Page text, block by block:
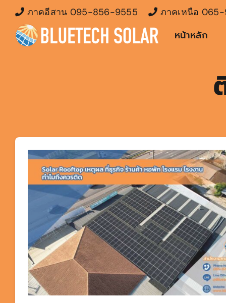
content
ภาคอีสาน 095-856-9555 ภาคเหนือ 065-
หน้าหลัก